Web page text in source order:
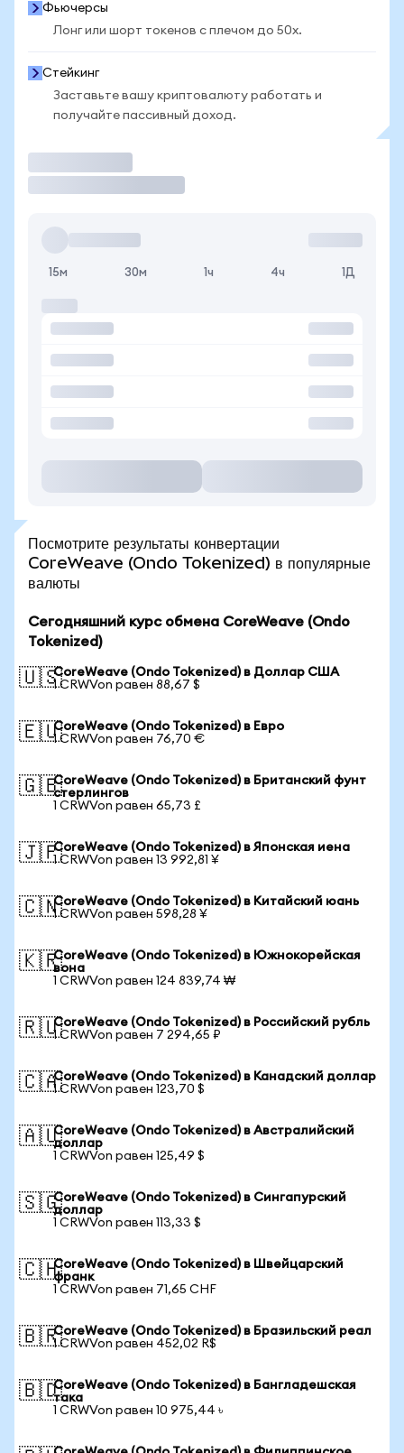
Фьючерсы
Лонг или шорт токенов с плечом до 50x.
Стейкинг
Заставьте вашу криптовалюту работать и
получайте пассивный доход.
15м 30м 1ч 4ч 1Д
Посмотрите результаты конвертации
CoreWeave (Ondo Tokenized) в популярные
валюты
Сегодняшний курс обмена CoreWeave (Ondo
Tokenized)
🇺🇸CoreWeave (Ondo Tokenized) в Доллар США
1 CRWVon равен 88,67 $
🇪🇺CoreWeave (Ondo Tokenized) в Евро
1 CRWVon равен 76,70 €
🇬🇧CoreWeave (Ondo Tokenized) в Британский фунт
стерлингов
1 CRWVon равен 65,73 £
🇯🇵CoreWeave (Ondo Tokenized) в Японская иена
1 CRWVon равен 13 992,81 ¥
🇨🇳CoreWeave (Ondo Tokenized) в Китайский юань
1 CRWVon равен 598,28 ¥
🇰🇷CoreWeave (Ondo Tokenized) в Южнокорейская
вона
1 CRWVon равен 124 839,74 ₩
🇷🇺CoreWeave (Ondo Tokenized) в Российский рубль
1 CRWVon равен 7 294,65 ₽
🇨🇦CoreWeave (Ondo Tokenized) в Канадский доллар
1 CRWVon равен 123,70 $
🇦🇺CoreWeave (Ondo Tokenized) в Австралийский
доллар
1 CRWVon равен 125,49 $
🇸🇬CoreWeave (Ondo Tokenized) в Сингапурский
доллар
1 CRWVon равен 113,33 $
🇨🇭CoreWeave (Ondo Tokenized) в Швейцарский
франк
1 CRWVon равен 71,65 CHF
🇧🇷CoreWeave (Ondo Tokenized) в Бразильский реал
1 CRWVon равен 452,02 R$
🇧🇩CoreWeave (Ondo Tokenized) в Бангладешская
така
1 CRWVon равен 10 975,44 ৳